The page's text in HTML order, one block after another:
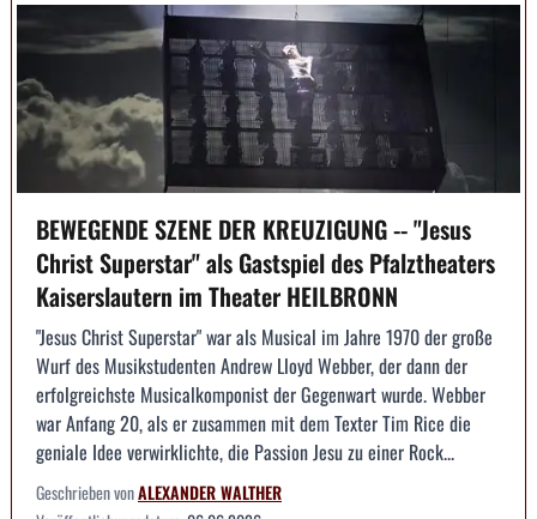
BEWEGENDE SZENE DER KREUZIGUNG -- "Jesus
Christ Superstar" als Gastspiel des Pfalztheaters
Kaiserslautern im Theater HEILBRONN
"Jesus Christ Superstar" war als Musical im Jahre 1970 der große
Wurf des Musikstudenten Andrew Lloyd Webber, der dann der
erfolgreichste Musicalkomponist der Gegenwart wurde. Webber
war Anfang 20, als er zusammen mit dem Texter Tim Rice die
geniale Idee verwirklichte, die Passion Jesu zu einer Rock...
Geschrieben vonALEXANDER WALTHER